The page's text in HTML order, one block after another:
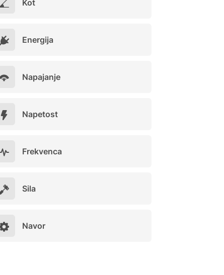
Kot
Energija
Napajanje
Napetost
Frekvenca
Sila
Navor